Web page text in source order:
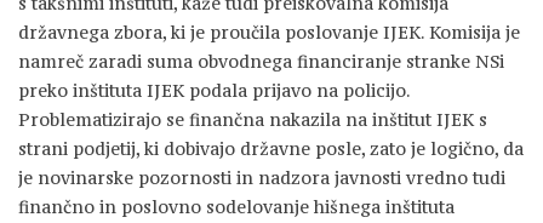
državnega zbora, ki je proučila poslovanje IJEK. Komisija je
namreč zaradi suma obvodnega financiranje stranke NSi
preko inštituta IJEK podala prijavo na policijo.
Problematizirajo se finančna nakazila na inštitut IJEK s
strani podjetij, ki dobivajo državne posle, zato je logično, da
je novinarske pozornosti in nadzora javnosti vredno tudi
finančno in poslovno sodelovanje hišnega inštituta